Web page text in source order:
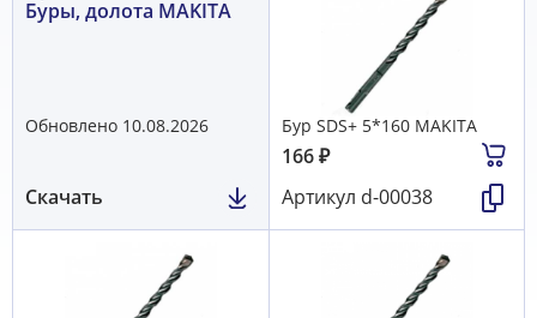
Буры, долота MAKITA
Обновлено 10.08.2026
Скачать
Бур SDS+ 5*160 MAKITA
166₽
Артикул d-00038